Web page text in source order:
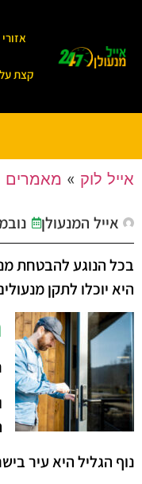
קצת
אייל לוק » מאמרים
אייל המנעולן נובמבר
בכל הנוגע להבטחת
היא יוכלו לתקן
נוף הגליל היא עיר